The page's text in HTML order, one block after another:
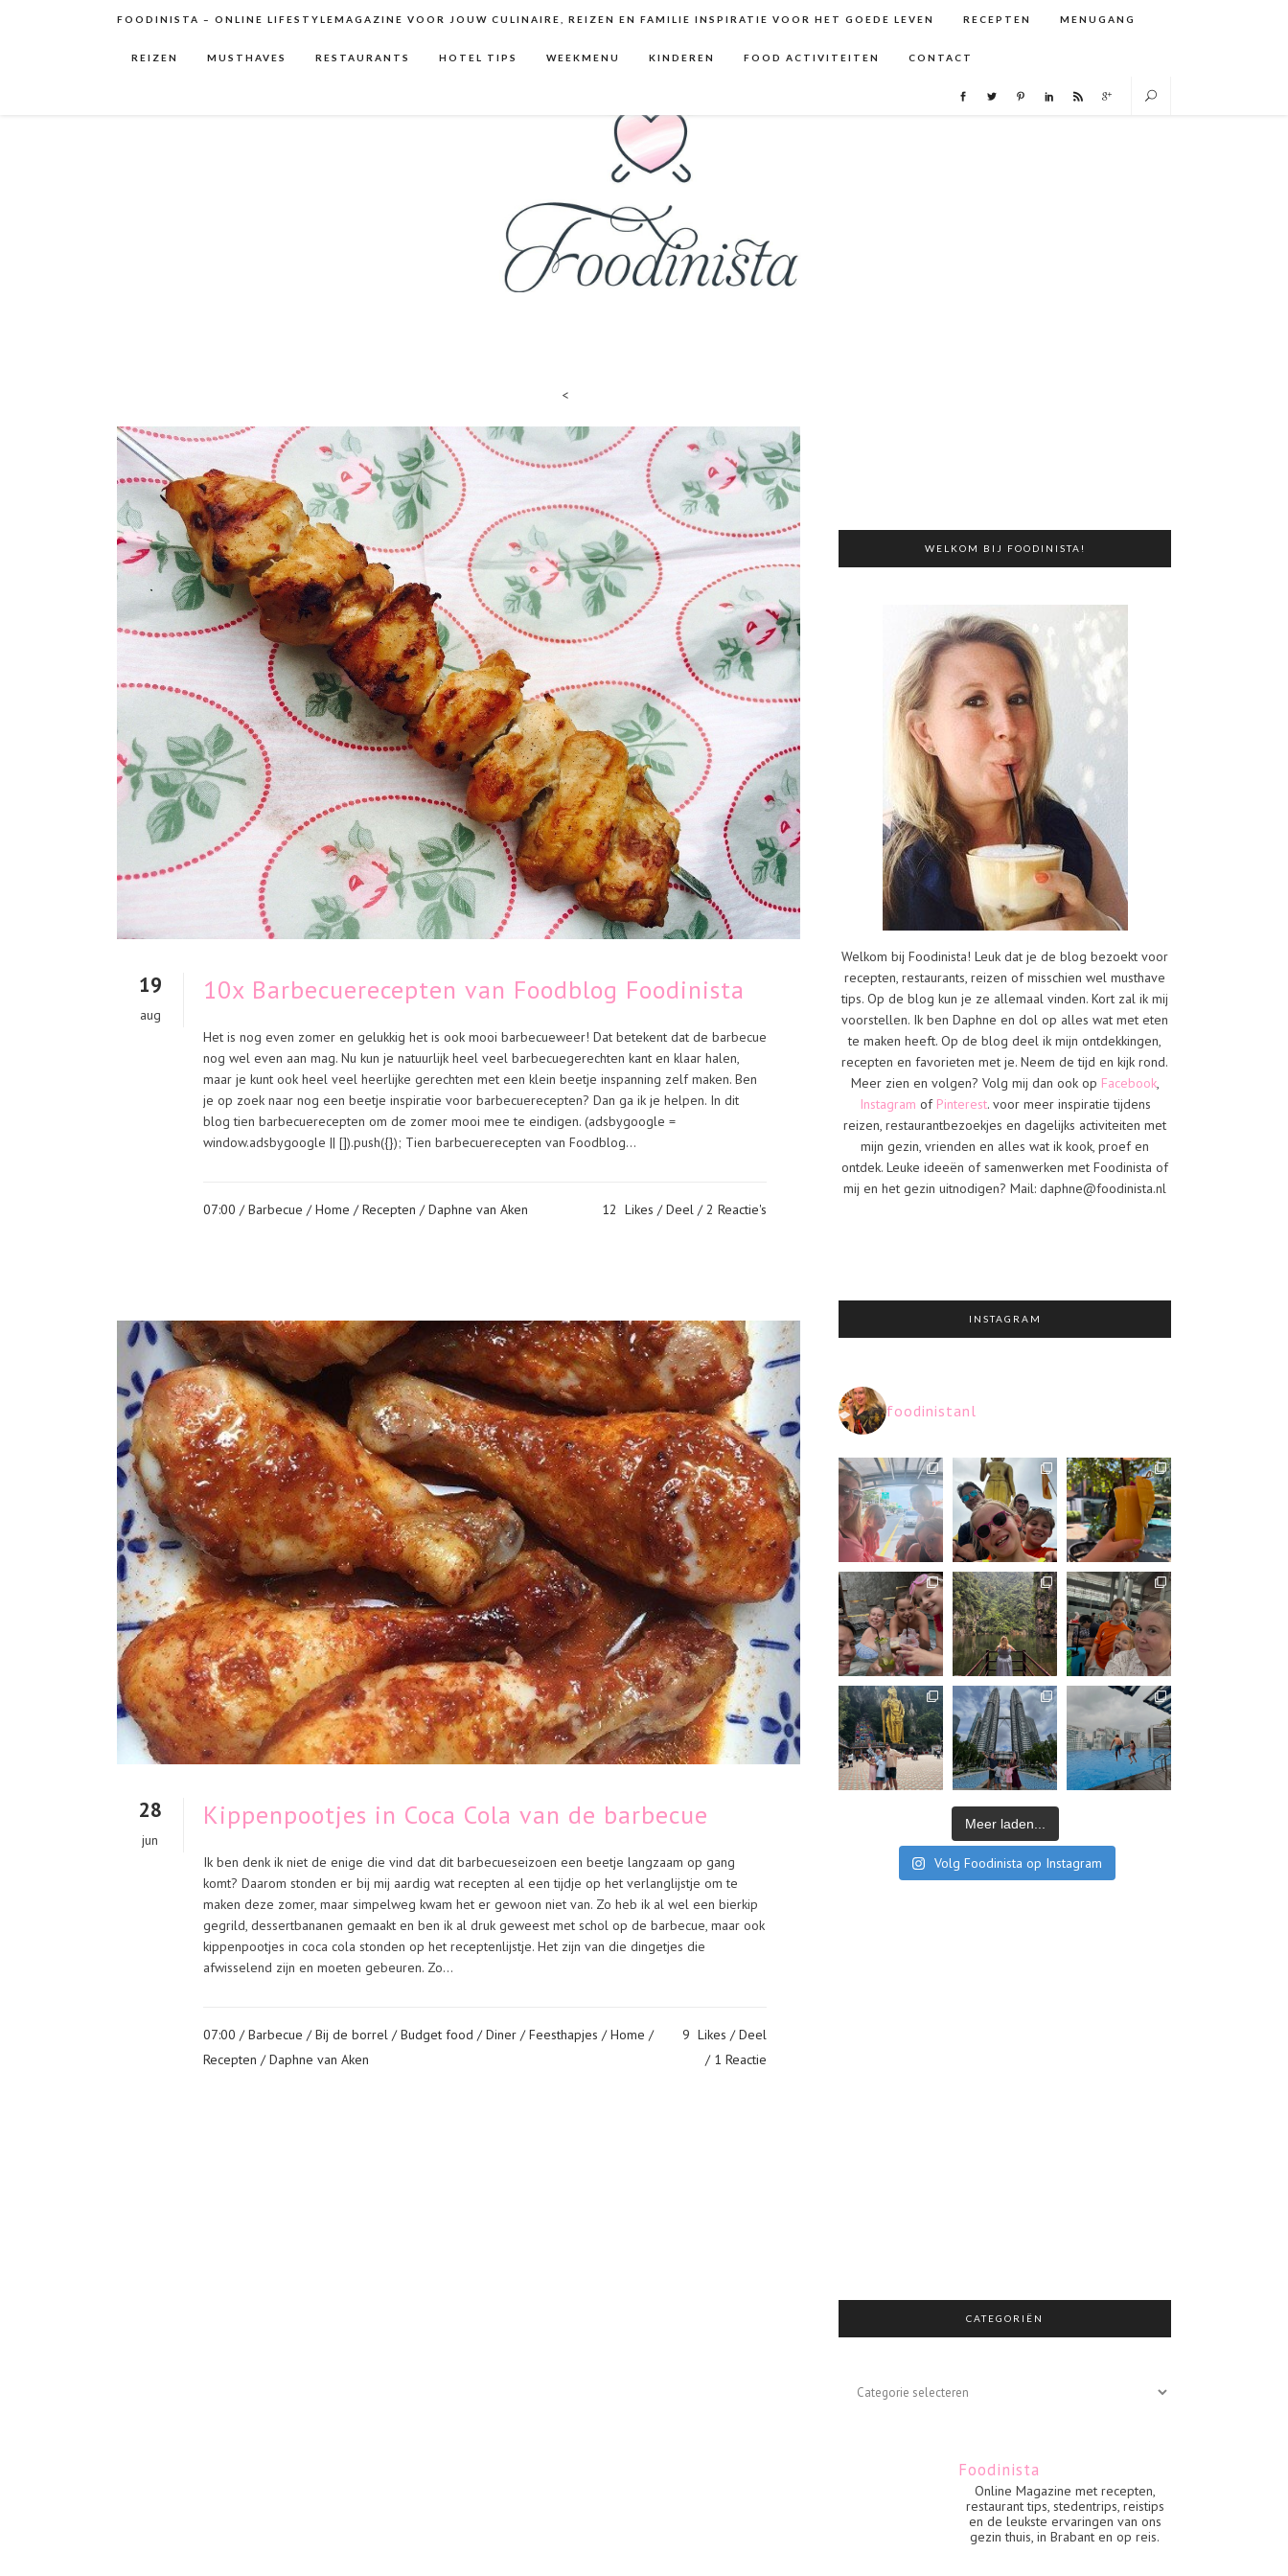
FOODINISTA – ONLINE LIFESTYLEMAGAZINE VOOR JOUW CULINAIRE, REIZEN EN FAMILIE INSPIRATIE VOOR HET GOEDE LEVEN RECEPTEN MENUGANG
REIZEN MUSTHAVES RESTAURANTS HOTEL TIPS WEEKMENU KINDEREN FOOD ACTIVITEITEN CONTACT
<
19
aug
10x Barbecuerecepten van Foodblog Foodinista
Het is nog even zomer en gelukkig het is ook mooi barbecueweer! Dat betekent dat de barbecue
nog wel even aan mag. Nu kun je natuurlijk heel veel barbecuegerechten kant en klaar halen,
maar je kunt ook heel veel heerlijke gerechten met een klein beetje inspanning zelf maken. Ben
je op zoek naar nog een beetje inspiratie voor barbecuerecepten? Dan ga ik je helpen. In dit
blog tien barbecuerecepten om de zomer mooi mee te eindigen. (adsbygoogle =
window.adsbygoogle || []).push({}); Tien barbecuerecepten van Foodblog...
07:00 /Barbecue /Home /Recepten / Daphne van Aken 12 Likes Deel 2 Reactie's
28
jun
Kippenpootjes in Coca Cola van de barbecue
Ik ben denk ik niet de enige die vind dat dit barbecueseizoen een beetje langzaam op gang
komt? Daarom stonden er bij mij aardig wat recepten al een tijdje op het verlanglijstje om te
maken deze zomer, maar simpelweg kwam het er gewoon niet van. Zo heb ik al wel een bierkip
gegrild, dessertbananen gemaakt en ben ik al druk geweest met schol op de barbecue, maar ook
kippenpootjes in coca cola stonden op het receptenlijstje. Het zijn van die dingetjes die
afwisselend zijn en moeten gebeuren. Zo...
07:00 /Barbecue /Bij de borrel /Budget food /Diner /Feesthapjes /Home /
Recepten / Daphne van Aken
9 Likes
Deel
1 Reactie
WELKOM BIJ FOODINISTA!
Welkom bij Foodinista! Leuk dat je de blog bezoekt voor
recepten, restaurants, reizen of misschien wel musthave
tips. Op de blog kun je ze allemaal vinden. Kort zal ik mij
voorstellen. Ik ben Daphne en dol op alles wat met eten
te maken heeft. Op de blog deel ik mijn ontdekkingen,
recepten en favorieten met je. Neem de tijd en kijk rond.
Meer zien en volgen? Volg mij dan ook op Facebook,
Instagram of Pinterest. voor meer inspiratie tijdens
reizen, restaurantbezoekjes en dagelijks activiteiten met
mijn gezin, vrienden en alles wat ik kook, proef en
ontdek. Leuke ideeën of samenwerken met Foodinista of
mij en het gezin uitnodigen? Mail: daphne@foodinista.nl
INSTAGRAM
foodinistanl
Meer laden...
Volg Foodinista op Instagram
CATEGORIËN
Categoriën
Foodinista
Online Magazine met recepten,
restaurant tips, stedentrips, reistips
en de leukste ervaringen van ons
gezin thuis, in Brabant en op reis.